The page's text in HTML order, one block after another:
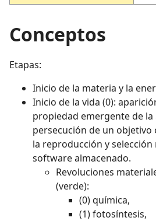
Conceptos
Etapas:
Inicio de la materia y la
Inicio de la vida (0):
propiedad emergente de
persecución de un
la reproducción y
software almacenado.
Revoluciones
(verde):
(0) química,
(1) fotosíntesis,